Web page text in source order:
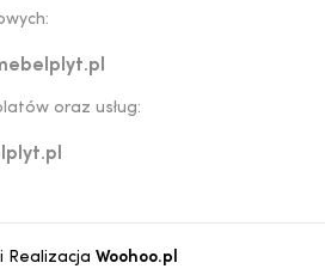
oraz usług:
Realizacja Woohoo.pl